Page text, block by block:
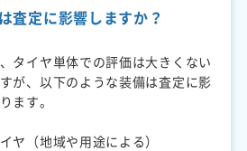
査定に影響しますか？
タイヤ単体での評価は大きくない
が、以下のような装備は査定に影
ます。
ヤ（地域や用途による）